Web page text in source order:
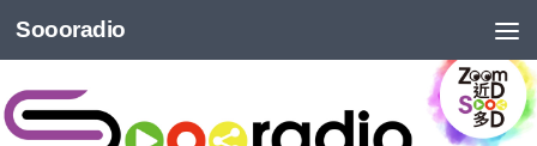
Soooradio